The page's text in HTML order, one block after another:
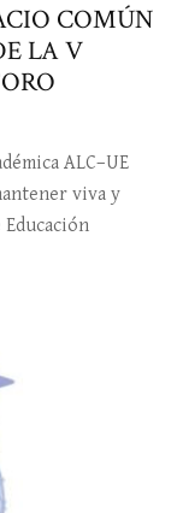
COMÚN
LA V
ALC–UE
viva y